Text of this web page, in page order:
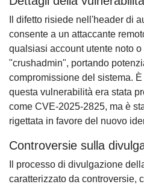
Il difetto risiede nell'header di
consente a un attaccante
qualsiasi account utente noto
"crushadmin", portando
compromissione del sistema.
questa vulnerabilità era stata
come CVE-2025-2825, ma è
rigettata in favore del nuovo
Controversie sulla
Il processo di divulgazione
caratterizzato da controversie,